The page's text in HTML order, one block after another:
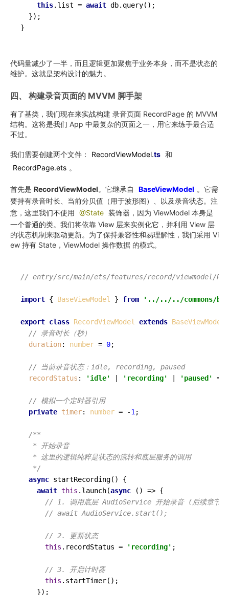
this.list = await db.query();
  });
代码量减少了一半，而且逻辑更加聚焦于业务本身，而不是状态的
维护。这就是架构设计的魅力。
四、 构建录音页面的 MVVM 脚手架
有了基类，我们现在来实战构建 录音页面 RecordPage 的 MVVM
结构。这将是我们 App 中最复杂的页面之一，用它来练手最合适
不过。
我们需要创建两个文件： RecordViewModel.ts 和
RecordPage.ets 。
首先是 RecordViewModel。它继承自 BaseViewModel 。它需
要持有录音时长、当前分贝值（用于波形图）、以及录音状态。注
意，这里我们不使用 @State 装饰器，因为 ViewModel 本身是
一个普通的类。我们将依靠 View 层来实例化它，并利用 View 层
的状态机制来驱动更新。为了保持兼容性和易理解性，我们采用 Vi
ew 持有 State，ViewModel 操作数据 的模式。
// entry/src/main/ets/features/record/viewmodel/
import { BaseViewModel } from '../../../commons/
export class RecordViewModel extends BaseViewModel
// 录音时长（秒）
duration: number = 0;
// 当前录音状态：idle, recording, paused
recordStatus : 'idle' 'recording' 'paused' =
// 模拟一个定时器引用
private timer: number = -1 ;
/**
   * 开始录音
   * 这里的逻辑纯粹是状态的流转和底层服务的调用
   */
async startRecording( ) {
await this . launch(async () => {
// 1. 调用底层 AudioService 开始录音 (后续章节
// await AudioService.start();
// 2. 更新状态
this . recordStatus = 'recording' ;
// 3. 开启计时器
this . startTimer();
    });